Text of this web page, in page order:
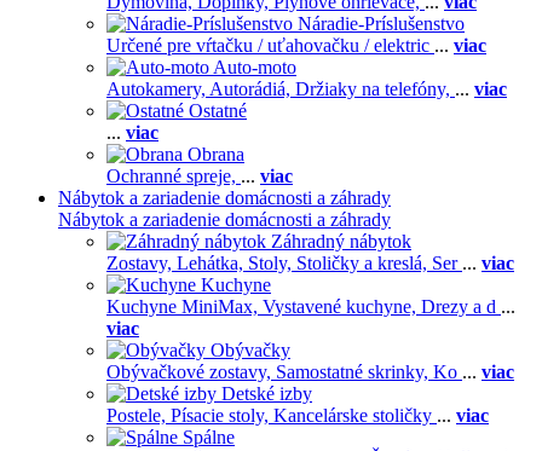
Náradie-Príslušenstvo
Určené pre vŕtačku / uťahovačku / elektric ... viac
Auto-moto
Autokamery, Autorádiá, Držiaky na telefóny, ... viac
Ostatné
... viac
Obrana
Ochranné spreje, ... viac
Nábytok a zariadenie domácnosti a záhrady
Nábytok a zariadenie domácnosti a záhrady
Záhradný nábytok
Zostavy, Lehátka, Stoly, Stoličky a kreslá, Ser ... viac
Kuchyne
Kuchyne MiniMax, Vystavené kuchyne, Drezy a d ...
viac
Obývačky
Obývačkové zostavy, Samostatné skrinky, Ko ... viac
Detské izby
Postele, Písacie stoly, Kancelárske stoličky ... viac
Spálne